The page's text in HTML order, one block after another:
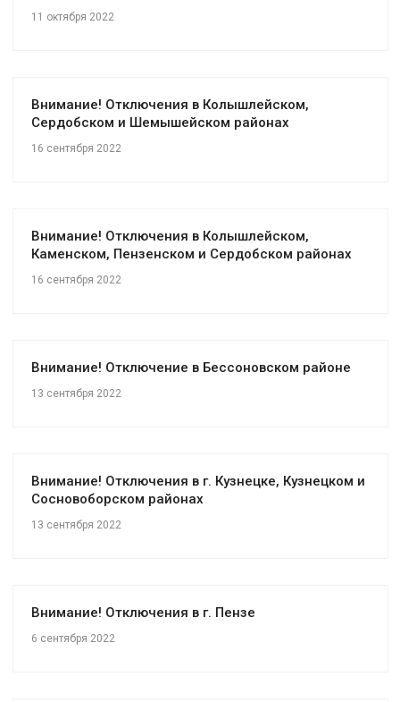
11 октября 2022
Внимание! Отключения в Колышлейском,
Сердобском и Шемышейском районах
16 сентября 2022
Внимание! Отключения в Колышлейском,
Каменском, Пензенском и Сердобском районах
16 сентября 2022
Внимание! Отключение в Бессоновском районе
13 сентября 2022
Внимание! Отключения в г. Кузнецке, Кузнецком и
Сосновоборском районах
13 сентября 2022
Внимание! Отключения в г. Пензе
6 сентября 2022